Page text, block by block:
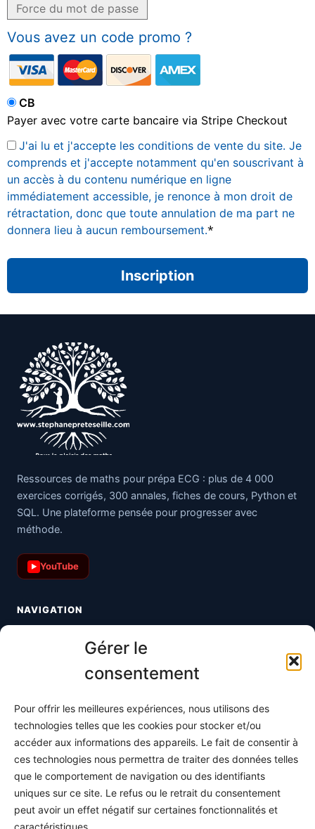
Gérer le
consentement
Pour offrir les meilleures expériences, nous utilisons des
technologies telles que les cookies pour stocker et/ou
accéder aux informations des appareils. Le fait de consentir à
ces technologies nous permettra de traiter des données telles
que le comportement de navigation ou des identifiants
uniques sur ce site. Le refus ou le retrait du consentement
peut avoir un effet négatif sur certaines fonctionnalités et
caractéristiques.
Force du mot de passe
Vous avez un code promo ?
CB
Payer avec votre carte bancaire via Stripe Checkout
J'ai lu et j'accepte les conditions de vente du site. Je
comprends et j'accepte notamment qu'en souscrivant à
un accès à du contenu numérique en ligne
immédiatement accessible, je renonce à mon droit de
rétractation, donc que toute annulation de ma part ne
donnera lieu à aucun remboursement.*
Ressources de maths pour prépa ECG : plus de 4 000
exercices corrigés, 300 annales, fiches de cours, Python et
SQL. Une plateforme pensée pour progresser avec
méthode.
▶ YouTube
NAVIGATION
Toutes les maths
S'abonner
À propos
Contact / Support
Mes publications
INFORMATIONS LÉGALES